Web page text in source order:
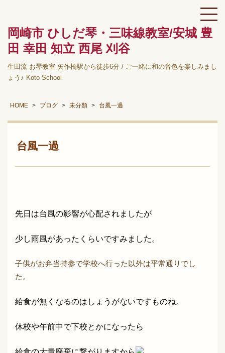
岡崎市 ひしだ琴・三味線教室/安城 豊
田 幸田 知立 西尾 刈谷
生田流 お琴教室 矢作橋駅から徒歩6分 / ご一緒に和の音色を楽しみまし
ょう♪ Koto School
HOME ブログ 未分類 台風一過
台風一過
先日は台風の影響が心配されましたが
少し雨風があったくらいですみました。
子供がお弁当持参で学校へ行った以外は平常通りでし
た。
給食が無くなるのはしょうがないですものね。
休校や午前中で下校とかになったら